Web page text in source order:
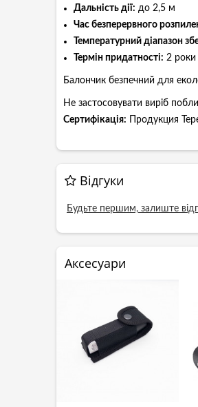
Дальність дії: до 2,5 м
Час безперервного
Температурний діапазон
Термін придатності: 2 роки
Балончик безпечний для
Не застосовувати виріб
Сертифікація: Продукция
Відгуки
Будьте першим, залиште
Аксесуари